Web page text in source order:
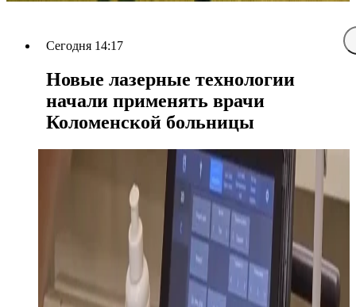
Сегодня 14:17
Новые лазерные технологии
начали применять врачи
Коломенской больницы